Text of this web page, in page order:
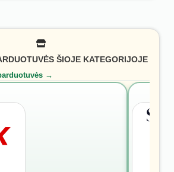
ŠIOJE KATEGORIJOJE
→